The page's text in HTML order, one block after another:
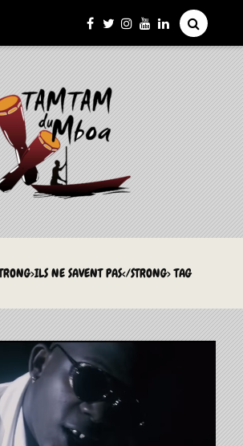
DU MBOA
Dévoilée !
NE SAVENT PAS</STRONG> TAG